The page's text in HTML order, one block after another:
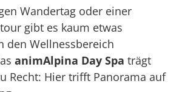
Wandertag oder einer
gibt es kaum etwas
den Wellnessbereich
animAlpina Day Spa trägt
Recht: Hier trifft Panorama auf